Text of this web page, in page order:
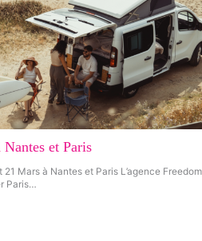
Nantes et Paris
Mars à Nantes et Paris L’agence Freedom
Paris…